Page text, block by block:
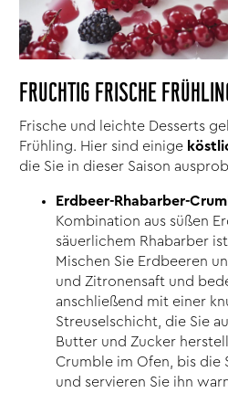
FRUCHTIG FRISCHE
Frische und leichte Desserts
Frühling. Hier sind einige
die Sie in dieser Saison
Erdbeer-Rhabarber-
Kombination aus süßen
säuerlichem Rhabarber
Mischen Sie Erdbeeren
und Zitronensaft und
anschließend mit einer
Streuselschicht, die Sie
Butter und Zucker
Crumble im Ofen, bis die
und servieren Sie ihn